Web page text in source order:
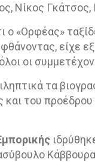
Νίκος Γκάτσος,
ο «Ορφέας»
είχε
οι
τα
του